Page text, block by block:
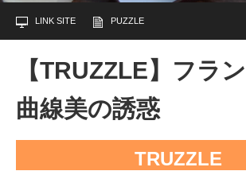
LINK SITE PUZZLE
【TRUZZLE】フラン
曲線美の誘惑
TRUZZLE